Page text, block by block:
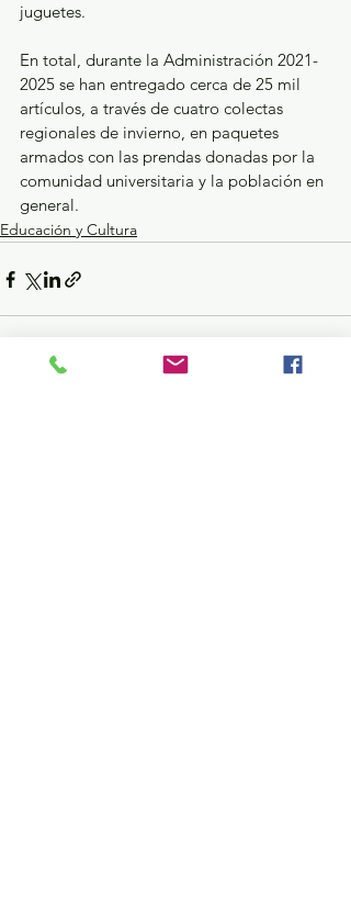
juguetes.
En total, durante la Administración 2021-
2025 se han entregado cerca de 25 mil
artículos, a través de cuatro colectas
regionales de invierno, en paquetes
armados con las prendas donadas por la
comunidad universitaria y la población en
general.
Educación y Cultura